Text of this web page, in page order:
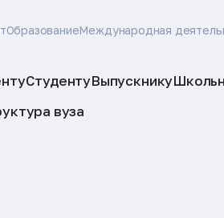
ОбразованиеМеждународная
СтудентуВыпускнику
вуза